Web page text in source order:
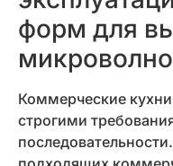
форм для
Коммерческие
строгими